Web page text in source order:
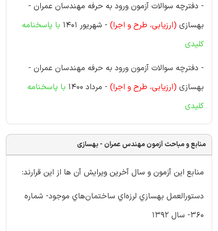
- دفترچه سوالات آزمون ورود به حرفه مهندسان عمران -
بهسازی (ارزیابی، طرح و اجرا) - شهریور 1401
با پاسخنامه
کلیدی
- دفترچه سوالات آزمون ورود به حرفه مهندسان عمران -
بهسازی (ارزیابی، طرح و اجرا) - مرداد 1400
با پاسخنامه
کلیدی
منابع و مباحث آزمون مهندس عمران - بهسازی
منابع این آزمون و سال آخرین ویرایش آن ها از این قرارند:
دستورالعمل بهسازي لرزه‌اي ساختمان‌هاي موجود- شماره
۳۶۰- سال ۱۳۹۲